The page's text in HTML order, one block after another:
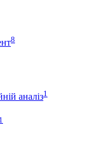
8
аналіз1
1